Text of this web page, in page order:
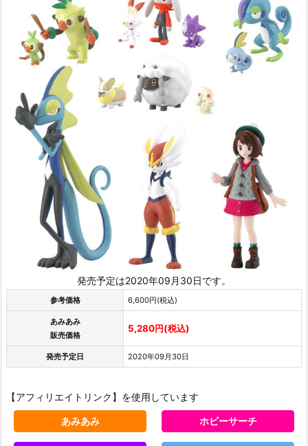
発売予定は2020年09月30日です。
参考価格 6,600円(税込)
あみあみ
販売価格
5,280円(税込)
発売予定日 2020年09月30日
【アフィリエイトリンク】を使用しています
あみあみ ホビーサーチ